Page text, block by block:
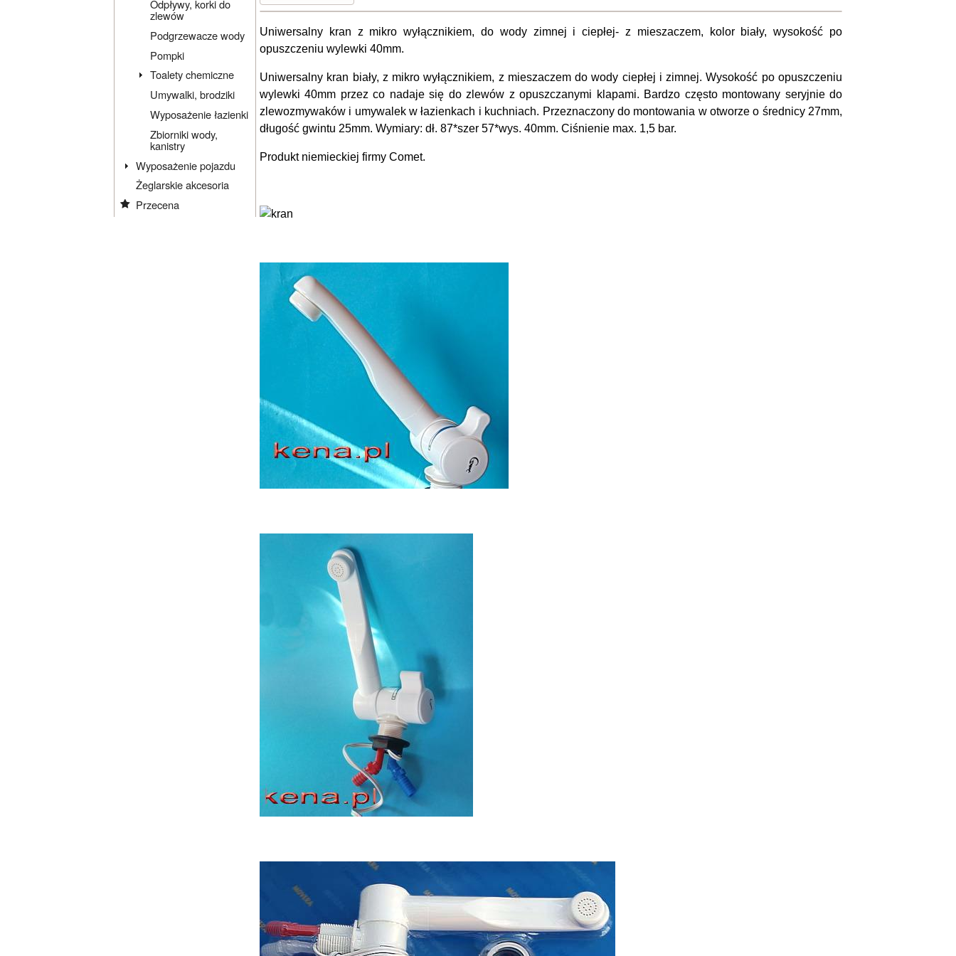
Odpływy, korki do
zlewów
Podgrzewacze wody
Pompki
Toalety chemiczne
Umywalki, brodziki
Wyposażenie łazienki
Zbiorniki wody,
kanistry
Wyposażenie pojazdu
Żeglarskie akcesoria
Przecena
Uniwersalny kran z mikro wyłącznikiem, do wody zimnej i ciepłej- z mieszaczem, kolor biały, wysokość po
opuszczeniu wylewki 40mm.
Uniwersalny kran biały, z mikro wyłącznikiem, z mieszaczem do wody ciepłej i zimnej. Wysokość po opuszczeniu
wylewki 40mm przez co nadaje się do zlewów z opuszczanymi klapami. Bardzo często montowany seryjnie do
zlewozmywaków i umywalek w łazienkach i kuchniach. Przeznaczony do montowania w otworze o średnicy 27mm,
długość gwintu 25mm. Wymiary: dł. 87*szer 57*wys. 40mm. Ciśnienie max. 1,5 bar.
Produkt niemieckiej firmy Comet.